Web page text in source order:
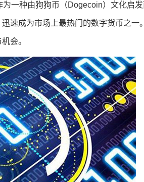
一种由狗狗币（Dogecoin）文化启发
速成为市场上最热门的数字货币之一
会。